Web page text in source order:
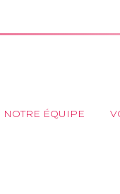
Principal
NOTRE ÉQUIPE